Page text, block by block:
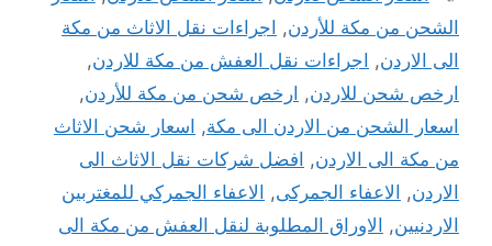
الشحن من مكة للأردن, اجراءات نقل الاثاث من مكة
الى الاردن, اجراءات نقل العفش من مكة للاردن,
ارخص شحن للاردن, ارخص شحن من مكة للأردن,
اسعار الشحن من الاردن الى مكة, اسعار شحن الاثاث
من مكة الى الاردن, افضل شركات نقل الاثاث الى
الاردن, الاعفاء الجمركى,
الاعفاء الجمركي للمغتربين
الاردنيين,
الاوراق المطلوبة لنقل العفش من مكة الى